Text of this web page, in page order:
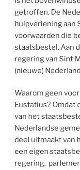
getroffen. De
hulpverlening aan
voorwaarden die
staatsbestel. Aan
regering van Sint
(nieuwe)
Waarom geen
Eustatius? Omdat
van het
Nederlandse
deel uitmaakt van
een eigen
regering,